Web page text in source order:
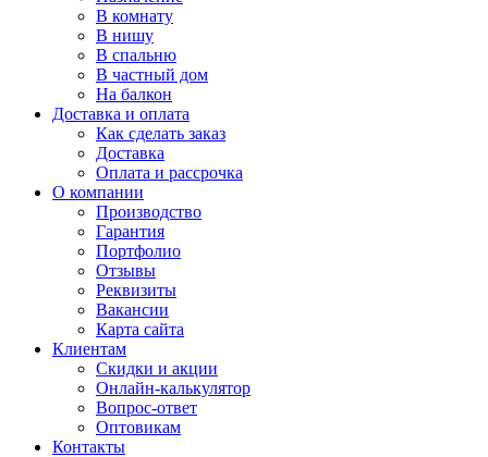
В комнату
В нишу
В спальню
В частный дом
На балкон
Доставка и оплата
Как сделать заказ
Доставка
Оплата и рассрочка
О компании
Производство
Гарантия
Портфолио
Отзывы
Реквизиты
Вакансии
Карта сайта
Клиентам
Скидки и акции
Онлайн-калькулятор
Вопрос-ответ
Оптовикам
Контакты